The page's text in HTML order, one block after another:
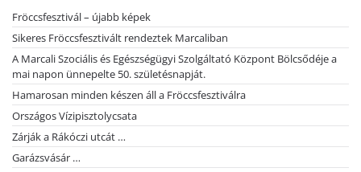
Fröccsfesztivál – újabb képek
Sikeres Fröccsfesztivált rendeztek Marcaliban
A Marcali Szociális és Egészségügyi Szolgáltató Központ Bölcsődéje a
mai napon ünnepelte 50. születésnapját.
Hamarosan minden készen áll a Fröccsfesztiválra
Országos Vízipisztolycsata
Zárják a Rákóczi utcát …
Garázsvásár …